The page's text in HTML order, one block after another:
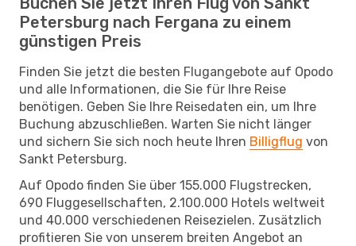
Petersburg nach Fergana zu einem
günstigen Preis
Finden Sie jetzt die besten Flugangebote auf Opodo
und alle Informationen, die Sie für Ihre Reise
benötigen. Geben Sie Ihre Reisedaten ein, um Ihre
Buchung abzuschließen. Warten Sie nicht länger
und sichern Sie sich noch heute Ihren Billigflug von
Sankt Petersburg.
Auf Opodo finden Sie über 155.000 Flugstrecken,
690 Fluggesellschaften, 2.100.000 Hotels weltweit
und 40.000 verschiedenen Reisezielen. Zusätzlich
profitieren Sie von unserem breiten Angebot an